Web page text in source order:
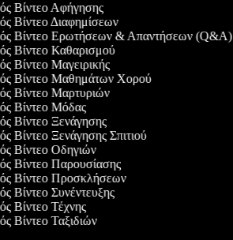
Βίντεο Αφήγησης
Βίντεο Διαφημίσεων
Βίντεο Ερωτήσεων & Απαντήσεων (Q&A)
Βίντεο Καθαρισμού
Βίντεο Μαγειρικής
Βίντεο Μαθημάτων Χορού
Βίντεο Μαρτυριών
Βίντεο Μόδας
Βίντεο Ξενάγησης
Βίντεο Ξενάγησης Σπιτιού
Βίντεο Οδηγιών
Βίντεο Παρουσίασης
Βίντεο Προσκλήσεων
Βίντεο Συνέντευξης
Βίντεο Τέχνης
Βίντεο Ταξιδιών